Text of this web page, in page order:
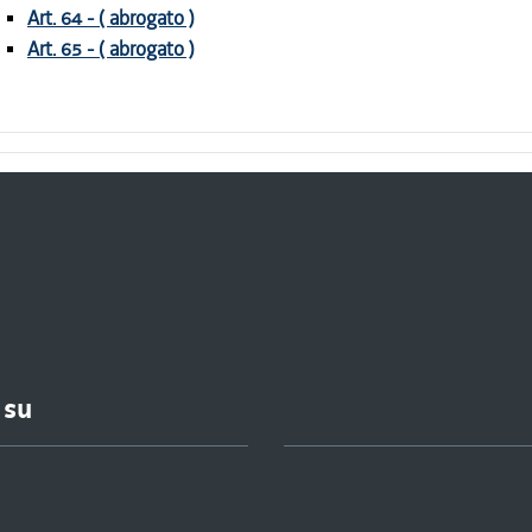
Art. 64 - ( abrogato )
Art. 65 - ( abrogato )